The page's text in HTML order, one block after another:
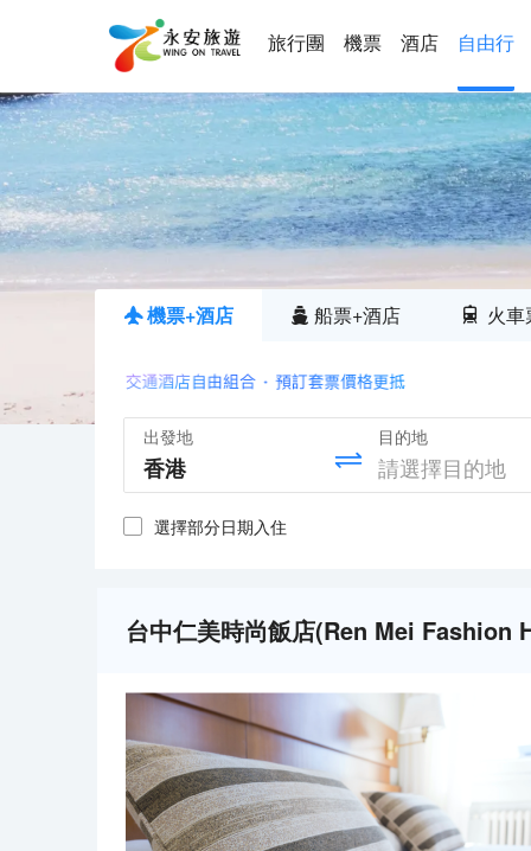
旅行團 機票 酒店 自由行
機票+酒店 船票+酒店 火車
出發地 目的地
選擇部分日期入住
台中仁美時尚飯店(Ren Mei Fashion